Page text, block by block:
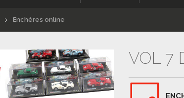
Enchères online
VOL 7